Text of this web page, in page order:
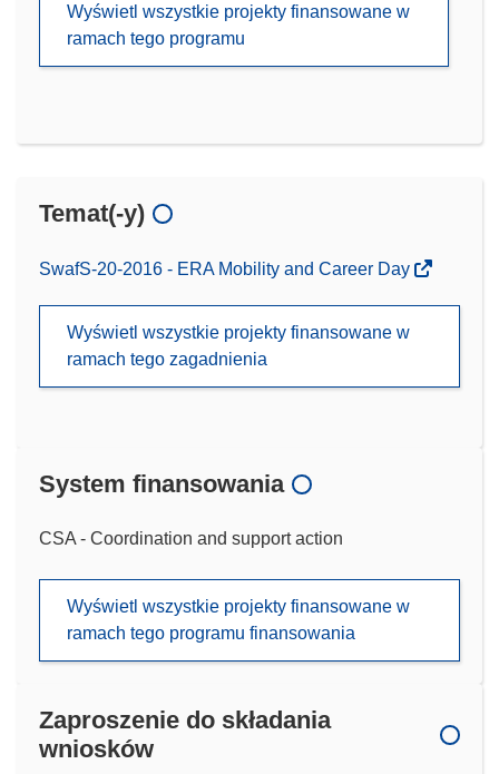
Wyświetl wszystkie projekty finansowane w
ramach tego programu
Temat(-y)
SwafS-20-2016 - ERA Mobility and Career Day
Wyświetl wszystkie projekty finansowane w
ramach tego zagadnienia
System finansowania
CSA - Coordination and support action
Wyświetl wszystkie projekty finansowane w
ramach tego programu finansowania
Zaproszenie do składania
wniosków